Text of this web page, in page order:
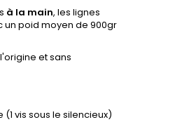
à la main, les lignes
un poid moyen de 900gr
et sans
vis sous le silencieux)